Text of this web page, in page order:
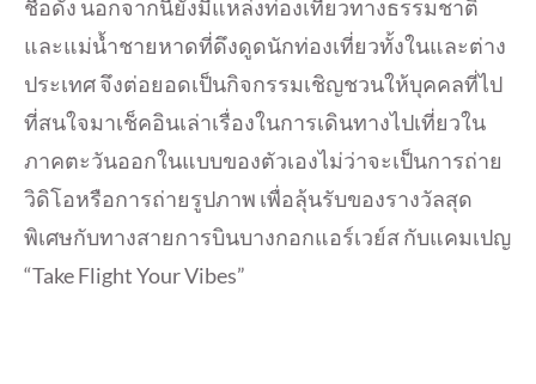
ชื่อดัง นอกจากนี้ยังมีแหล่งท่องเที่ยวทางธรรมชาติ
และแม่น้ำชายหาดที่ดึงดูดนักท่องเที่ยวทั้งในและต่าง
ประเทศ จึงต่อยอดเป็นกิจกรรมเชิญชวนให้บุคคลที่ไป
ที่สนใจมาเช็คอินเล่าเรื่องในการเดินทางไปเที่ยวใน
ภาคตะวันออกในแบบของตัวเองไม่ว่าจะเป็นการถ่าย
วิดิโอหรือการถ่ายรูปภาพ เพื่อลุ้นรับของรางวัลสุด
พิเศษกับทางสายการบินบางกอกแอร์เวย์ส กับแคมเปญ
“Take Flight Your Vibes”